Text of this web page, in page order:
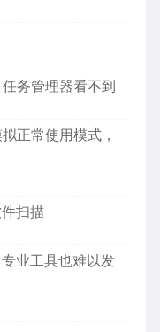
任务管理器看不到
正常使用模式，
扫描
业工具也难以发